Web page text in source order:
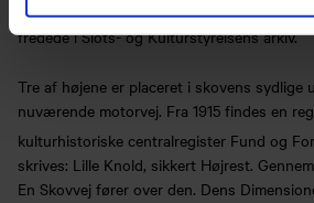
lokaliseret fire ”nye” gravhøje i skoven,
fredede i Slots- og Kulturstyrelsens arkiv.
Tre af højene er placeret i skovens sydlige
nuværende motorvej. Fra 1915 findes en
kulturhistoriske centralregister Fund og
skrives: Lille Knold, sikkert Højrest.
En Skovvej fører over den. Dens